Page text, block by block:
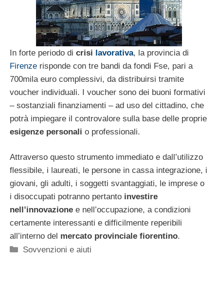
In forte periodo di crisi lavorativa, la provincia di
Firenze risponde con tre bandi da fondi Fse, pari a
700mila euro complessivi, da distribuirsi tramite
voucher individuali. I voucher sono dei buoni formativi
– sostanziali finanziamenti – ad uso del cittadino, che
potrà impiegare il controvalore sulla base delle proprie
esigenze personali o professionali.
Attraverso questo strumento immediato e dall’utilizzo
flessibile, i laureati, le persone in cassa integrazione, i
giovani, gli adulti, i soggetti svantaggiati, le imprese o
i disoccupati potranno pertanto investire
nell’innovazione e nell’occupazione, a condizioni
certamente interessanti e difficilmente reperibili
all’interno del mercato provinciale fiorentino.
Categorie
Sovvenzioni e aiuti